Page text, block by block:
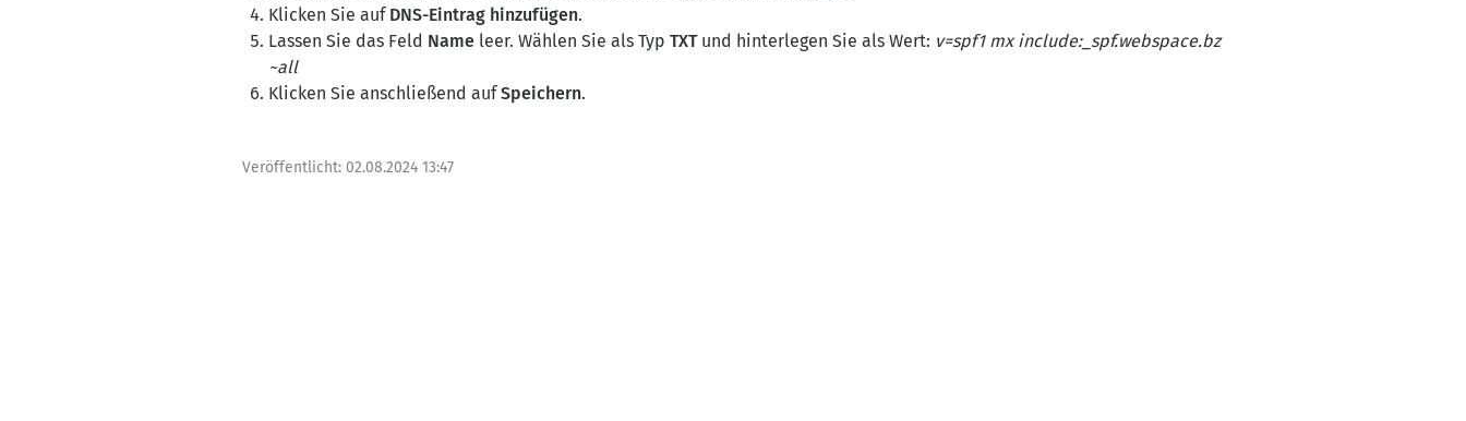
Klicken Sie aufDNS-Eintrag hinzufügen.
Lassen Sie das Feld Name leer. Wählen Sie als Typ TXTund hinterlegen Sie als Wert: v=spf1 mx include:_spf.webspace.bz
~all
Klicken Sie anschließend aufSpeichern.
Veröffentlicht: 02.08.2024 13:47